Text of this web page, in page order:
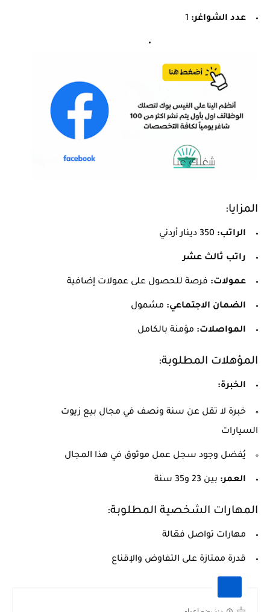
عدد الشواغر:
المزايا:
الراتب:
راتب ثالث عشر
عمولات: فرصة للحصول على عمولات إضافية
الضمان الاجتماعي: مشمول
المواصلات: مؤمنة بالكامل
المؤهلات المطلوبة:
الخبرة:
خبرة لا تقل عن سنة ونصف في مجال بيع زيوت
السيارات
يُفضل وجود سجل عمل موثوق في هذا المجال
العمر: بين 23 و35 سنة
المهارات الشخصية المطلوبة:
مهارات تواصل فعّالة
قدرة ممتازة على التفاوض والإقناع